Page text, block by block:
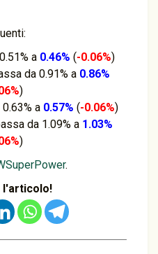
a 0.46% (-0.06%)
da 0.91% a 0.86%
)
a 0.57% (-0.06%)
da 1.09% a 1.03%
)
.
l'articolo!